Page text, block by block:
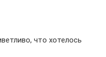
что хотелось